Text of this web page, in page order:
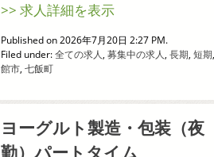
>> 求人詳細を表示
Published on 2026年7月20日 2:27 PM.
Filed under:全ての求人, 募集中の求人, 長期, 短期
館市, 七飯町
ヨーグルト製造・包装（夜
勤）パートタイム